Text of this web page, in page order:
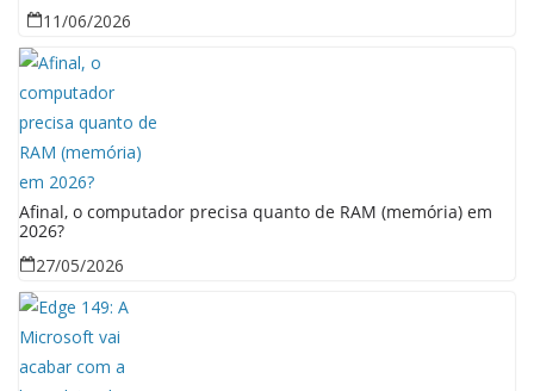
11/06/2026
Afinal, o computador precisa quanto de RAM (memória) em
2026?
27/05/2026